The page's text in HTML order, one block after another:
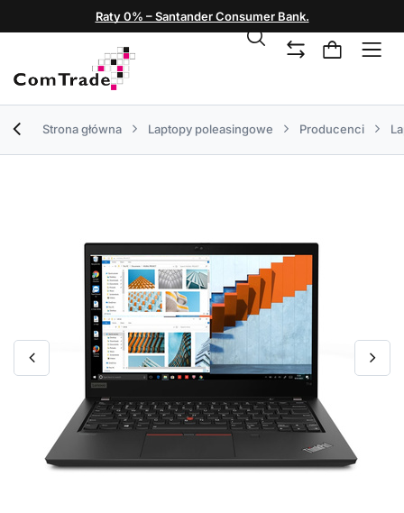
Raty 0% – Santander Consumer Bank.
Strona główna Laptopy poleasingowe Producenci